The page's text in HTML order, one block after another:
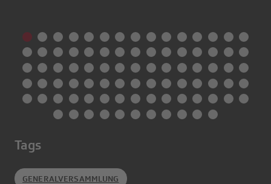
Tags
GENERALVERSAMMLUNG